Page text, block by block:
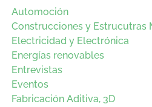
Automoción
Construcciones y Estrucutras
Electricidad y Electrónica
Energías renovables
Entrevistas
Eventos
Fabricación Aditiva, 3D